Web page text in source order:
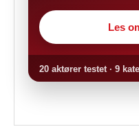
Les
20 aktører testet · 9